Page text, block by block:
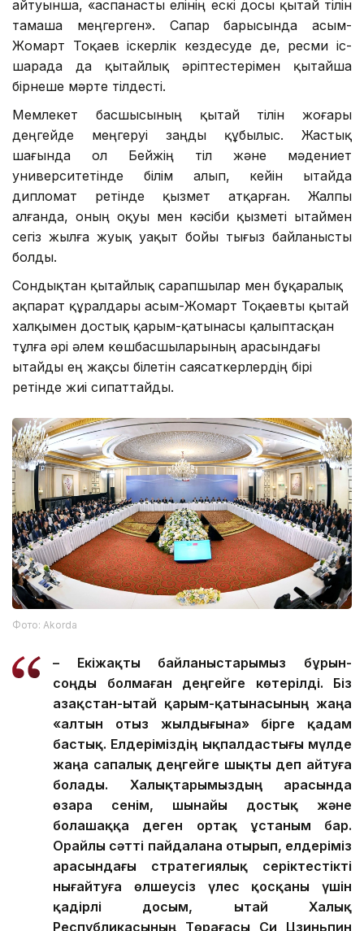
айтуынша, «аспанасты елінің ескі досы қытай тілін
тамаша меңгерген». Сапар барысында Қасым-
Жомарт Тоқаев іскерлік кездесуде де, ресми іс-
шарада да қытайлық әріптестерімен қытайша
бірнеше мәрте тілдесті.
Мемлекет басшысының қытай тілін жоғары
деңгейде меңгеруі заңды құбылыс. Жастық
шағында ол Бейжің тіл және мәдениет
университетінде білім алып, кейін Қытайда
дипломат ретінде қызмет атқарған. Жалпы
алғанда, оның оқуы мен кәсіби қызметі Қытаймен
сегіз жылға жуық уақыт бойы тығыз байланысты
болды.
Сондықтан қытайлық сарапшылар мен бұқаралық
ақпарат құралдары Қасым-Жомарт Тоқаевты қытай
халқымен достық қарым-қатынасы қалыптасқан
тұлға әрі әлем көшбасшыларының арасындағы
Қытайды ең жақсы білетін саясаткерлердің бірі
ретінде жиі сипаттайды.
Фото: Аkorda
– Екіжақты байланыстарымыз бұрын-
соңды болмаған деңгейге көтерілді. Біз
Қазақстан-Қытай қарым-қатынасының жаңа
«алтын отыз жылдығына» бірге қадам
бастық. Елдеріміздің ықпалдастығы мүлде
жаңа сапалық деңгейге шықты деп айтуға
болады. Халықтарымыздың арасында
өзара сенім, шынайы достық және
болашаққа деген ортақ ұстаным бар.
Орайлы сәтті пайдалана отырып, елдеріміз
арасындағы стратегиялық серіктестікті
нығайтуға өлшеусіз үлес қосқаны үшін
қадірлі досым, Қытай Халық
Республикасының Төрағасы Си Цзиньпин